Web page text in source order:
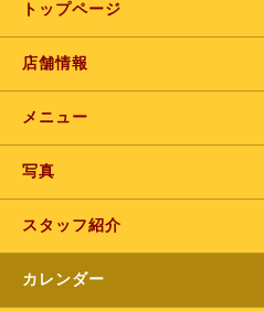
トップページ
店舗情報
メニュー
写真
スタッフ紹介
カレンダー